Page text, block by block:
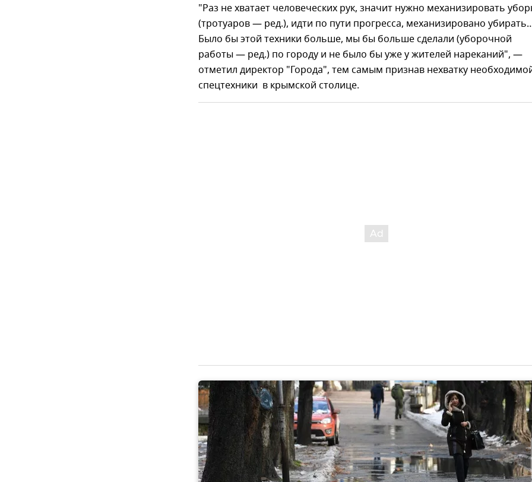
"Раз не хватает человеческих рук, значит нужно механизировать
(тротуаров — ред.), идти по пути прогресса, механизировано
Было бы этой техники больше, мы бы больше сделали (уборочной
работы — ред.) по городу и не было бы уже у жителей нареканий", —
отметил директор "Города", тем самым признав нехватку
спецтехники в крымской столице.